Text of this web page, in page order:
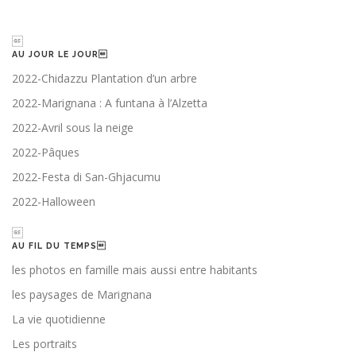
AU JOUR LE JOUR
2022-Chidazzu Plantation d’un arbre
2022-Marignana : A funtana à l’Alzetta
2022-Avril sous la neige
2022-Pâques
2022-Festa di San-Ghjacumu
2022-Halloween
AU FIL DU TEMPS
les photos en famille mais aussi entre habitants
les paysages de Marignana
La vie quotidienne
Les portraits